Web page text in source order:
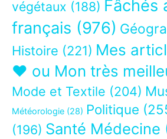
végétaux (188) Fâchés
français (976)
Histoire (221) Mes
❤ ou Mon très
Mode et Textile (204)
Météorologie (28) Politique
(196) Santé Médecine